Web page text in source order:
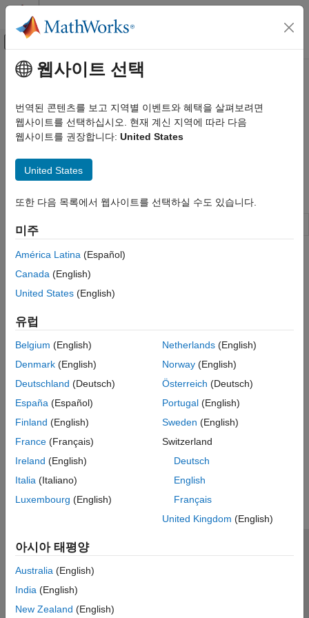
콘텐츠로 바로 가기
오프캔버스 탐색 메뉴 토글
문서 홈
SimEvents
Simulation, Debugging, and Visualization
카테고리
Debug Simulation
Create Custom Visualization
주요 콘텐츠
Debug Simulation
SimEvents®debugger, simulation stepping
Use SimEvents debugger to inspect entities in storage blocks
for debugging.
Blocks
SimEvents Debugger
Topics
During a simulation, the model maintains a list, called the event
simulation time or future times.
Use the modelSimEvents Debuggerblock to debug the model.
Visualization and Animation for Debugging
tools available in Simulink
and SimEvents software.
How useful was this information?
웹사이트 선택
번역된 콘텐츠를 보고 지역별 이벤트와 혜택을 살펴보려면
웹사이트를 선택하십시오. 현재 계신 지역에 따라 다음
웹사이트를 권장합니다: United States
United States
또한 다음 목록에서 웹사이트를 선택하실 수도 있습니다.
미주
América Latina (Español)
Canada (English)
United States (English)
유럽
Belgium (English)
Denmark (English)
Deutschland (Deutsch)
España (Español)
Finland (English)
France (Français)
Ireland (English)
Italia (Italiano)
Luxembourg (English)
Netherlands(English)
Norway(English)
Österreich (Deutsch)
Portugal(English)
Sweden (English)
Switzerland
Deutsch
English
Français
United Kingdom (English)
아시아 태평양
Australia (English)
India (English)
New Zealand (English)
신뢰 센터 등록 상표 개인정보 취급방침
불법 복제 방지
애플리케이션 상태
© 1994-2026 The MathWorks, Inc.